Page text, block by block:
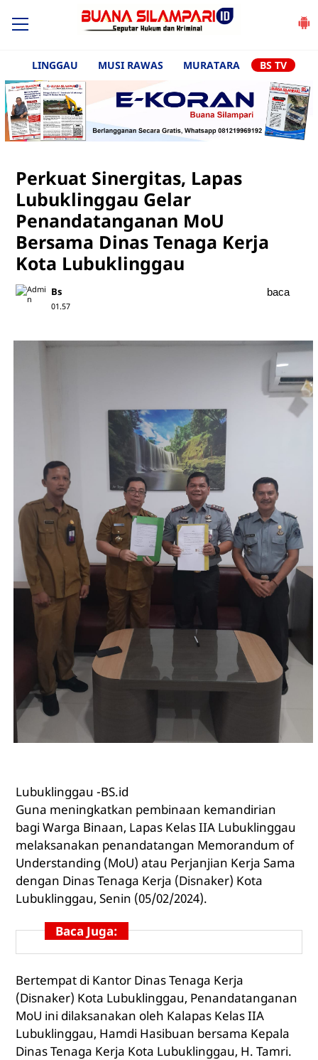
LINGGAU MUSI RAWAS MURATARA BS TV
Perkuat Sinergitas, Lapas
Lubuklinggau Gelar
Penandatanganan MoU
Bersama Dinas Tenaga Kerja
Kota Lubuklinggau
Bs
01.57
baca
Lubuklinggau -BS.id
Guna meningkatkan pembinaan kemandirian
bagi Warga Binaan, Lapas Kelas IIA Lubuklinggau
melaksanakan penandatangan Memorandum of
Understanding (MoU) atau Perjanjian Kerja Sama
dengan Dinas Tenaga Kerja (Disnaker) Kota
Lubuklinggau, Senin (05/02/2024).
Baca Juga:
Bertempat di Kantor Dinas Tenaga Kerja
(Disnaker) Kota Lubuklinggau, Penandatanganan
MoU ini dilaksanakan oleh Kalapas Kelas IIA
Lubuklinggau, Hamdi Hasibuan bersama Kepala
Dinas Tenaga Kerja Kota Lubuklinggau, H. Tamri.